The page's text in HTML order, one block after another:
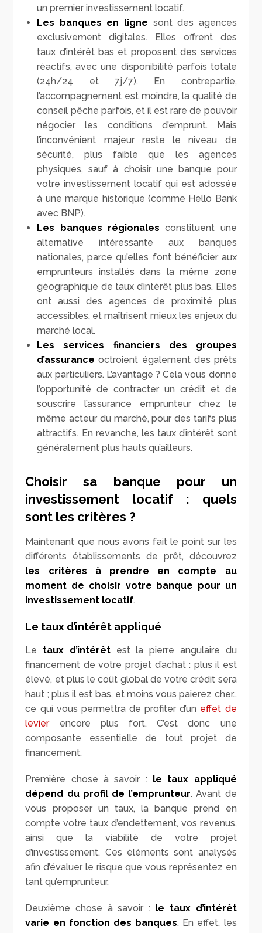
un premier investissement locatif.
Les banques en ligne sont des agences
exclusivement digitales. Elles offrent des
taux d’intérêt bas et proposent des services
réactifs, avec une disponibilité parfois totale
(24h/24 et 7j/7). En contrepartie,
l’accompagnement est moindre, la qualité de
conseil pêche parfois, et il est rare de pouvoir
négocier les conditions d’emprunt. Mais
l’inconvénient majeur reste le niveau de
sécurité, plus faible que les agences
physiques, sauf à choisir une banque pour
votre investissement locatif qui est adossée
à une marque historique (comme Hello Bank
avec BNP).
Les banques régionales constituent une
alternative intéressante aux banques
nationales, parce qu’elles font bénéficier aux
emprunteurs installés dans la même zone
géographique de taux d’intérêt plus bas. Elles
ont aussi des agences de proximité plus
accessibles, et maîtrisent mieux les enjeux du
marché local.
Les services financiers des groupes
d’assurance octroient également des prêts
aux particuliers. L’avantage ? Cela vous donne
l’opportunité de contracter un crédit et de
souscrire l’assurance emprunteur chez le
même acteur du marché, pour des tarifs plus
attractifs. En revanche, les taux d’intérêt sont
généralement plus hauts qu’ailleurs.
Choisir sa banque pour un
investissement locatif : quels
sont les critères ?
Maintenant que nous avons fait le point sur les
différents établissements de prêt, découvrez
les critères à prendre en compte au
moment de choisir votre banque pour un
investissement locatif.
Le taux d’intérêt appliqué
Le taux d’intérêtest la pierre angulaire du
financement de votre projet d’achat : plus il est
élevé, et plus le coût global de votre crédit sera
haut ; plus il est bas, et moins vous paierez cher…
ce qui vous permettra de profiter d’un effet de
levierencore plus fort. C’est donc une
composante essentielle de tout projet de
financement.
Première chose à savoir : le taux appliqué
dépend du profil de l’emprunteur. Avant de
vous proposer un taux, la banque prend en
compte votre taux d’endettement, vos revenus,
ainsi que la viabilité de votre projet
d’investissement. Ces éléments sont analysés
afin d’évaluer le risque que vous représentez en
tant qu’emprunteur.
Deuxième chose à savoir : le taux d’intérêt
varie en fonction des banques. En effet, les